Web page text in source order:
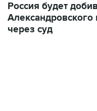
Россия будет
через суд